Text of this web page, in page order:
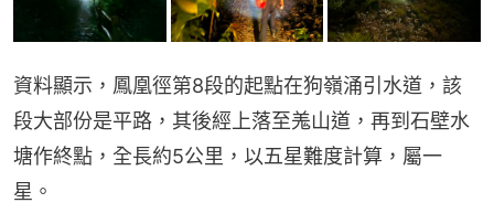
資料顯示，鳳凰徑第8段的起點在狗嶺涌引水道，該
段大部份是平路，其後經上落至羗山道，再到石壁水
塘作終點，全長約5公里，以五星難度計算，屬一
星。